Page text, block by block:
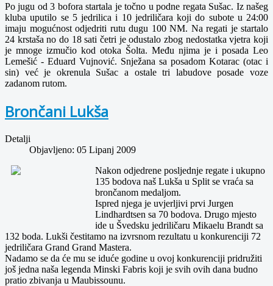
Po jugu od 3 bofora startala je točno u podne regata Sušac. Iz našeg
kluba uputilo se 5 jedrilica i 10 jedriličara koji do subote u 24:00
imaju mogućnost odjedriti rutu dugu 100 NM. Na regati je startalo
24 krstaša no do 18 sati četri je odustalo zbog nedostatka vjetra koji
je mnoge izmučio kod otoka Šolta. Među njima je i posada Leo
Lemešić - Eduard Vujnović. Snježana sa posadom Kotarac (otac i
sin) već je okrenula Sušac a ostale tri labudove posade voze
zadanom rutom.
Brončani Lukša
Detalji
Objavljeno: 05 Lipanj 2009
Nakon odjedrene posljednje regate i ukupno
135 bodova naš Lukša u Split se vraća sa
brončanom medaljom.
Ispred njega je uvjerljivi prvi Jurgen
Lindhardtsen sa 70 bodova. Drugo mjesto
ide u Švedsku jedriličaru Mikaelu Brandt sa
132 boda. Lukši čestitamo na izvrsnom rezultatu u konkurenciji 72
jedriličara Grand Grand Mastera.
Nadamo se da će mu se iduće godine u ovoj konkurenciji pridružiti
još jedna naša legenda Minski Fabris koji je svih ovih dana budno
pratio zbivanja u Maubissounu.